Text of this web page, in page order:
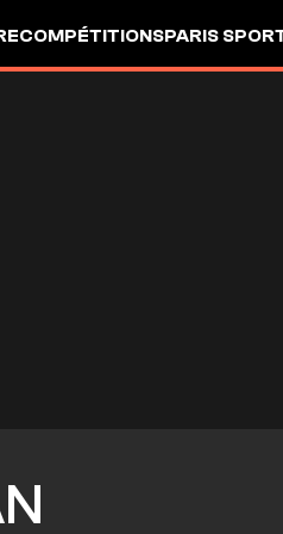
COMPÉTITIONSPARIS